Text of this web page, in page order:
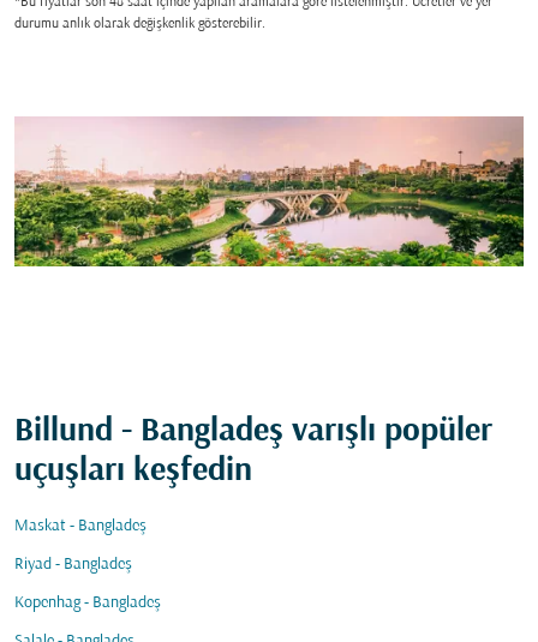
durumu anlık olarak değişkenlik gösterebilir.
Billund - Bangladeş varışlı popüler
uçuşları keşfedin
Maskat - Bangladeş
Riyad - Bangladeş
Kopenhag - Bangladeş